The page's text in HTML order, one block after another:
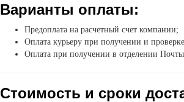
Варианты оплаты:
Предоплата на расчетный счет компании;
Оплата курьеру при получении и проверке
Оплата при получении в отделении Почты
Стоимость и сроки